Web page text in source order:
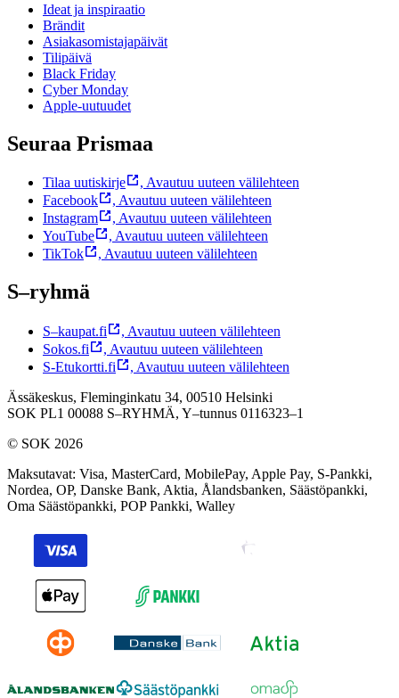
Ideat ja inspiraatio
Brändit
Asiakasomistajapäivät
Tilipäivä
Black Friday
Cyber Monday
Apple-uutuudet
Seuraa Prismaa
Tilaa uutiskirje , Avautuu uuteen välilehteen
Facebook
, Avautuu uuteen välilehteen
Instagram
, Avautuu uuteen välilehteen
YouTube
, Avautuu uuteen välilehteen
TikTok
, Avautuu uuteen välilehteen
S–ryhmä
S–kaupat.fi , Avautuu uuteen välilehteen
Sokos.fi
, Avautuu uuteen välilehteen
S-Etukortti.fi
, Avautuu uuteen välilehteen
Ässäkeskus, Fleminginkatu 34, 00510 Helsinki
SOK PL1 00088 S–RYHMÄ, Y–tunnus 0116323–1
© SOK 2026
Maksutavat: Visa, MasterCard, MobilePay, Apple Pay, S-Pankki,
Nordea, OP, Danske Bank, Aktia, Ålandsbanken, Säästöpankki,
Oma Säästöpankki, POP Pankki, Walley